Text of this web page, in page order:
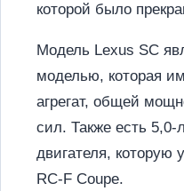
которой было
Модель Lexus SC
моделью, которая
агрегат, общей
сил. Также есть 5,0-
двигателя, которую
RC-F Coupe.